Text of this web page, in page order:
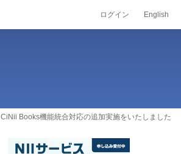
ログイン English
CiNii Books機能統合対応の追加実施をいたしました